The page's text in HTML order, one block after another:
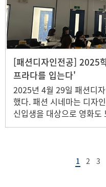
[패션디자인전공] 2025
프라다를 입는다'
2025년 4월 29일 패션디
했다. 패션 시네마는 디자
신입생을 대상으로 영화도
배가 자연스럽게 섞여 이
교류할 수 있는 자리이다.
1 2 3